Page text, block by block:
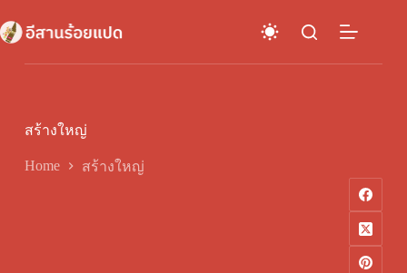
to
content
สร้างใหญ่
Home สร้างใหญ่